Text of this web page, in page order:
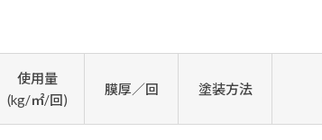
EMO
グリーンループBMK
使用量
(kg/㎡/回)
膜厚／回 塗装方法